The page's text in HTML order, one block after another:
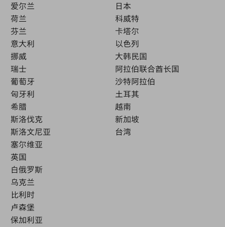
爱尔兰
荷兰
芬兰
意大利
挪威
瑞士
葡萄牙
匈牙利
希腊
斯洛伐克
斯洛文尼亚
塞尔维亚
英国
白俄罗斯
乌克兰
比利时
卢森堡
保加利亚
日本
科威特
卡塔尔
以色列
大韩民国
阿拉伯联合酋长国
沙特阿拉伯
土耳其
越南
新加坡
台湾